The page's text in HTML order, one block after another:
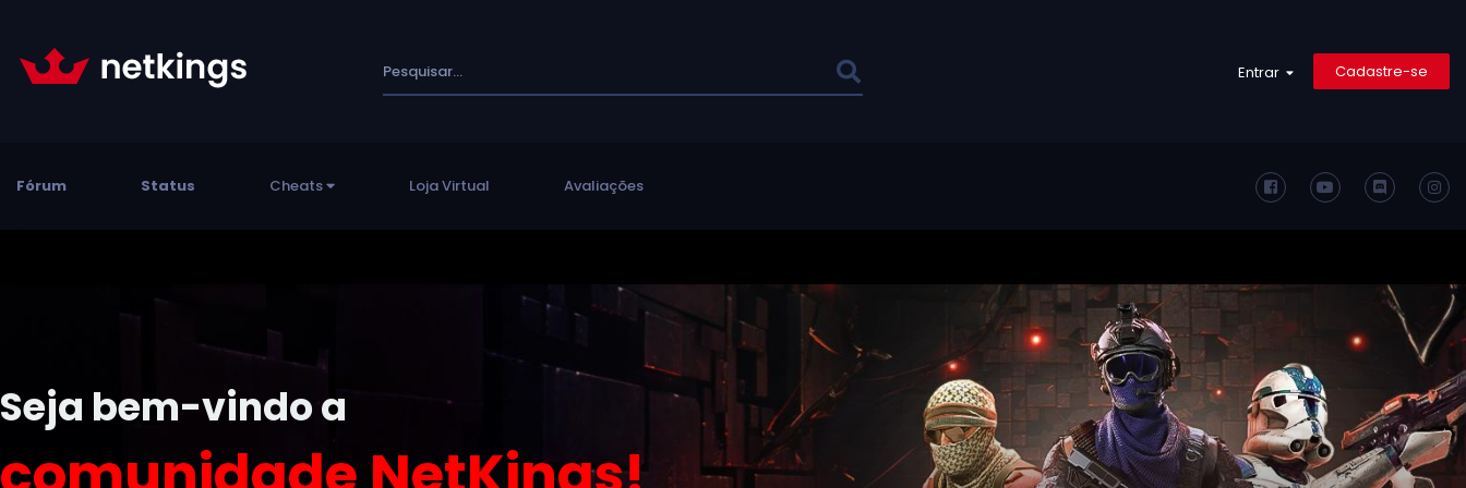
Entrar Cadastre-se
Fórum Status Cheats Loja Virtual Avaliações
Seja bem-vindo a